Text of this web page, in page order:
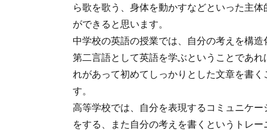
ら歌を歌う、身体を動かすなどといった主
ができると思います。
中学校の英語の授業では、自分の考えを構
第二言語として英語を学ぶということであ
れがあって初めてしっかりとした文章を書
す。
高等学校では、自分を表現するコミュニケ
をする、また自分の考えを書くというトレ